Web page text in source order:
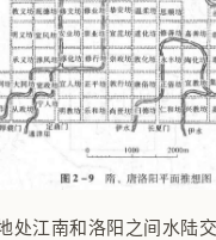
处江南和洛阳之间水陆